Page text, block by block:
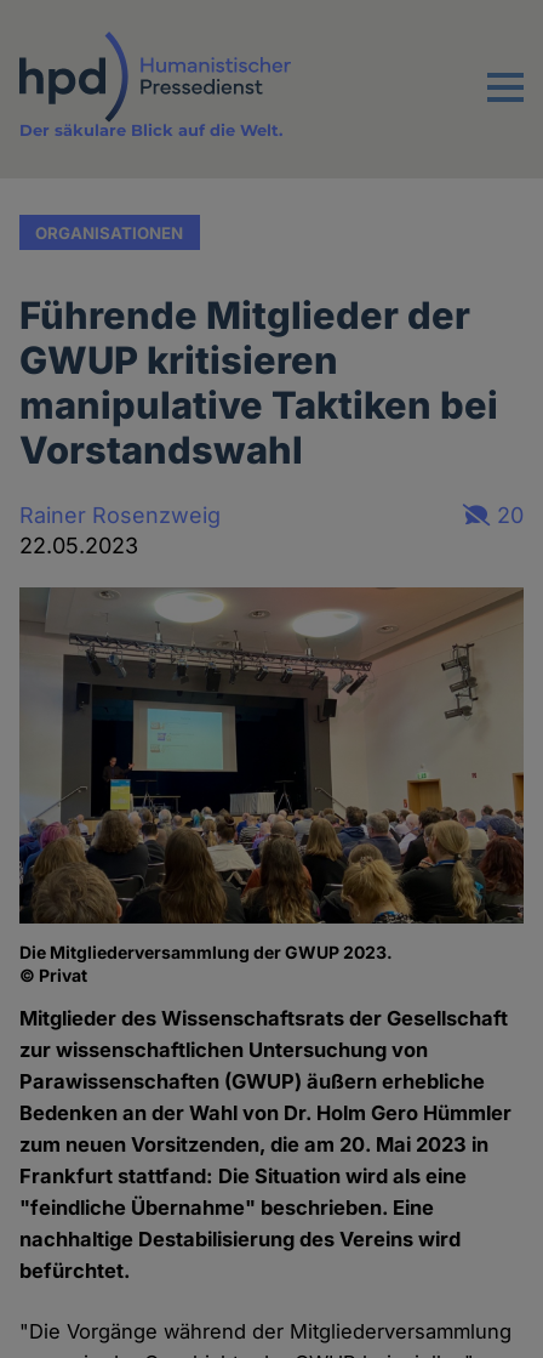
Inhalt
Menu
Der säkulare Blick auf die Welt.
ORGANISATIONEN
Führende Mitglieder der
GWUP kritisieren
manipulative Taktiken bei
Vorstandswahl
Rainer Rosenzweig
22.05.2023
20
Die Mitgliederversammlung der GWUP 2023.
© Privat
Mitglieder des Wissenschaftsrats der Gesellschaft
zur wissenschaftlichen Untersuchung von
Parawissenschaften (GWUP) äußern erhebliche
Bedenken an der Wahl von Dr. Holm Gero Hümmler
zum neuen Vorsitzenden, die am 20. Mai 2023 in
Frankfurt stattfand: Die Situation wird als eine
"feindliche Übernahme" beschrieben. Eine
nachhaltige Destabilisierung des Vereins wird
befürchtet.
"Die Vorgänge während der Mitgliederversammlung